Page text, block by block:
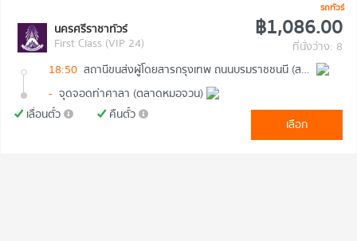
รถทัวร์
นครศรีราชาทัวร์
First Class (VIP 24)
฿1,086.00
ที่นั่งว่าง: 8
18:50
สถานีขนส่งผู้โดยสารกรุงเทพ ถนนบรมราชชนนี (สายใต้ใหม่)
- จุดจอดท่าศาลา (ตลาดหมอจวน)
เลื่อนตั๋ว
คืนตั๋ว
เลือก